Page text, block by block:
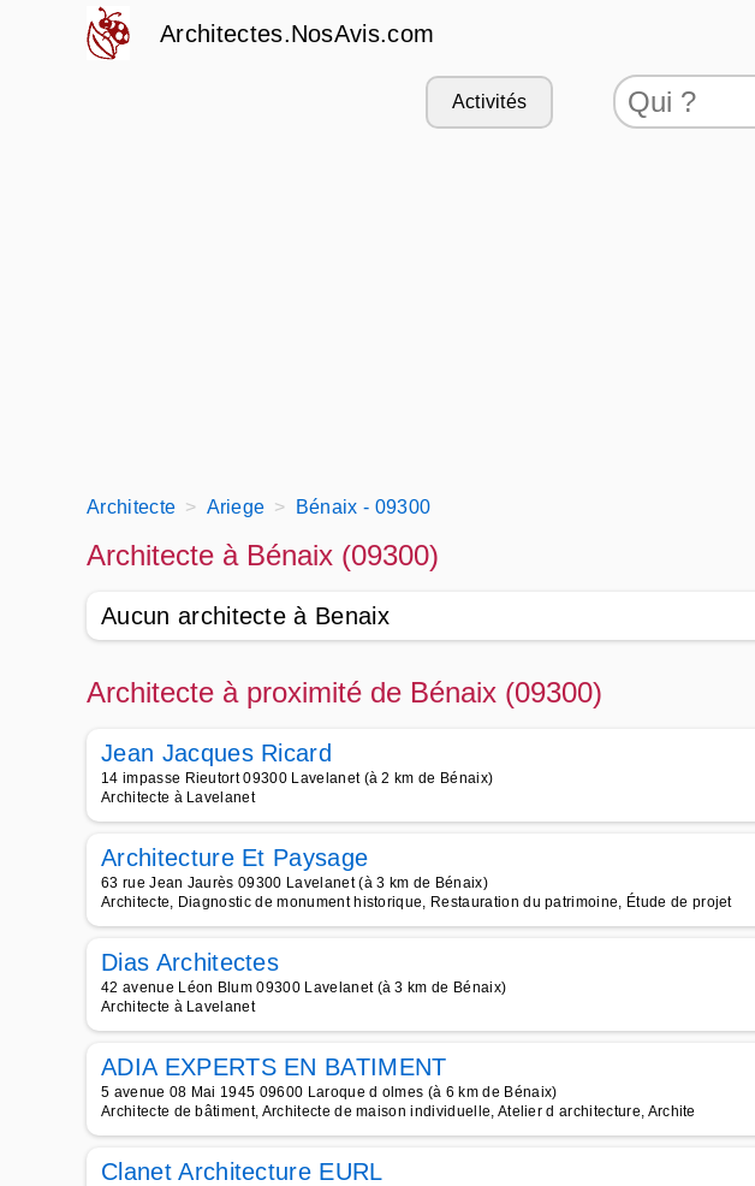
Architectes.NosAvis.com
Activités
Architecte Ariege Bénaix - 09300
Architecte à Bénaix (09300)
Aucun architecte à Benaix
Architecte à proximité de Bénaix (09300)
Jean Jacques Ricard
14 impasse Rieutort 09300 Lavelanet (à 2 km de Bénaix)
Architecte à Lavelanet
Architecture Et Paysage
63 rue Jean Jaurès 09300 Lavelanet (à 3 km de Bénaix)
Architecte, Diagnostic de monument historique, Restauration du patrimoine, Étude de projet
Dias Architectes
42 avenue Léon Blum 09300 Lavelanet (à 3 km de Bénaix)
Architecte à Lavelanet
ADIA EXPERTS EN BATIMENT
5 avenue 08 Mai 1945 09600 Laroque d olmes (à 6 km de Bénaix)
Architecte de bâtiment, Architecte de maison individuelle, Atelier d architecture, Archite
Clanet Architecture EURL